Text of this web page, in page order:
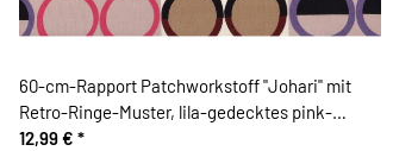
60-cm-Rapport Patchworkstoff "Johari" mit
Retro-Ringe-Muster, lila-gedecktes pink-
schwarz
12,99 € *